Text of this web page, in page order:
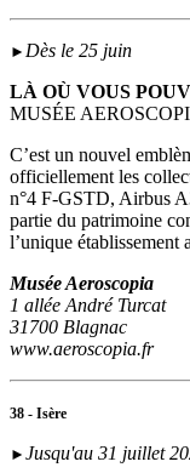
► Dès le 25 juin
LÀ OÙ VOUS
MUSÉE
C’est un nouvel
officiellement les
n°4 F-GSTD, Airbus
partie du patrimoine
l’unique établissement
Musée Aeroscopia
1 allée André Turcat
31700 Blagnac
www.aeroscopia.fr
38 - Isère
► Jusqu'au 31 juillet